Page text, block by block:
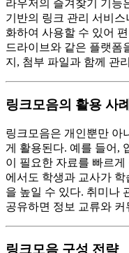
라우저의 즐겨찾기 기능
기반의 링크 관리 서비스
화하여 사용할 수 있어
드라이브와 같은 플랫폼
지, 첨부 파일과 함께 관
링크모음의 활용 사례
링크모음은 개인뿐만 아
게 활용된다. 예를 들어,
이 필요한 자료를 빠르
에서도 학생과 교사가
을 높일 수 있다. 취미나
공유하면 정보 교류와
링크모음 구성 전략